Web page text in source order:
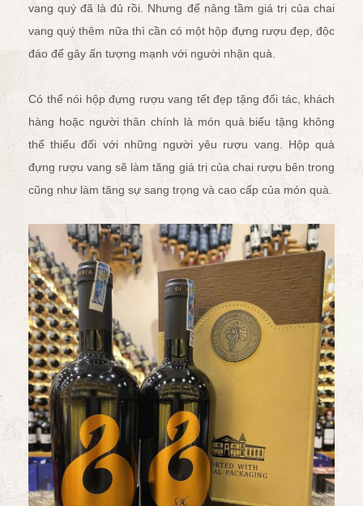
vang quý đã là đủ rồi. Nhưng để nâng tầm giá trị của chai
vang quý thêm nữa thì cần có một hộp đựng rượu đẹp, độc
đáo để gây ấn tượng mạnh với người nhận quà.
Có thể nói hộp đựng rượu vang tết đẹp tặng đối tác, khách
hàng hoặc người thân chính là món quà biếu tặng không
thể thiếu đối với những người yêu rượu vang. Hộp quà
đựng rượu vang sẽ làm tăng giá trị của chai rượu bên trong
cũng như làm tăng sự sang trọng và cao cấp của món quà.